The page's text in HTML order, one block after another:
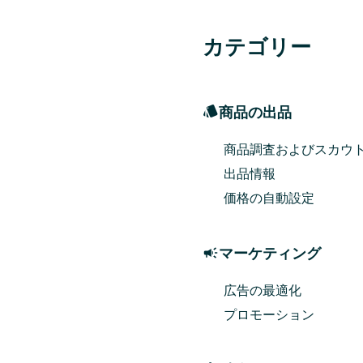
カテゴリー
商品の出品
商品調査およびスカウ
出品情報
価格の自動設定
マーケティング
広告の最適化
プロモーション